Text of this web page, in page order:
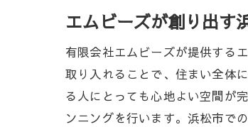
エムビーズが創り出す
有限会社エムビーズが提供する
取り入れることで、住まい全体
る人にとっても心地よい空間が
ンニングを行います。浜松市で